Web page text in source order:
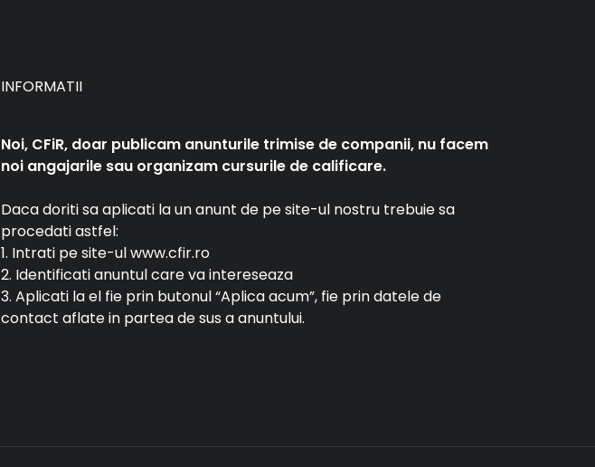
INFORMATII
Noi, CFiR, doar publicam anunturile trimise de companii, nu facem
noi angajarile sau organizam cursurile de calificare.
Daca doriti sa aplicati la un anunt de pe site-ul nostru trebuie sa
procedati astfel:
1. Intrati pe site-ul www.cfir.ro
2. Identificati anuntul care va intereseaza
3. Aplicati la el fie prin butonul “Aplica acum”, fie prin datele de
contact aflate in partea de sus a anuntului.